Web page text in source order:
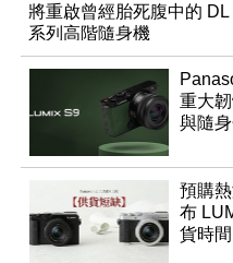
將重啟曾經胎死腹中的 DL
系列高階隨身機
重大
與隨
預購
布
貨時間